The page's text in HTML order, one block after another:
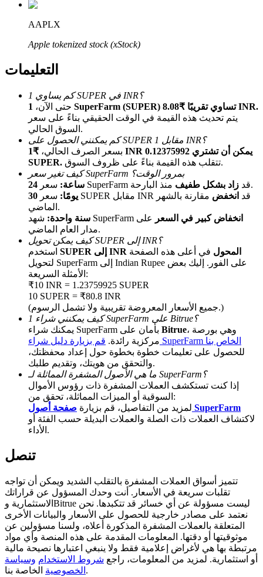
الإحالة
قم بدعوة صديق لتحصل على مكافآت نقدية
Deposit CASHCAT & Win
Deposit CASHCAT & Win
Share 500000 CASHCAT prize pool
Exclusive for BitMart Users
Register & Trade to Win 500,000 USDT
Precious Metals Trading Carnival
Trade Gold & Silver · 33,333 USDT Bonus
USDT New User Exclusive 10% APR
AAPLX
Apple tokenized stock (xStock)
التعليمات
كم يساوي 1 SUPER في INR؟
حتى الآن،
1 SuperFarm (SUPER) تساوي تقريبًا ₹8.08 INR.
يتم تحديث هذه القيمة في الوقت الحقيقي بناءً على سعر
السوق الحالي.
كم يمكنني الحصول على SUPER مقابل 1 INR؟
بسعر الصرف الحالي،
₹1 INR يمكن أن تشتري 0.12375992
SUPER.
تتقلب هذه القيمة بناءً على ظروف السوق.
كيف تغير سعر SuperFarm بمرور الوقت؟
24 ساعة:
سعر SuperFarm قد زاد بشكل طفيف
منذ البارحة.
30 يومًا:
سعر SUPER مقابل INR قد انخفض مقارنة بالشهر
الماضي.
سنة واحدة: شهد SuperFarm انخفاض كبير في السعر
على
مدار العام الماضي.
كيف يمكن تحويل SUPER إلى INR؟
SUPER إلى INR المحول في أعلى هذه الصفحة
لتحويل SuperFarm إلى Indian Rupee على الفور. إليك بعض
الأمثلة السريعة:
₹10 INR = 1.23759925 SUPER
10 SUPER = ₹80.8 INR
(جميع الأسعار المعروضة تقريبية ولا تشمل الرسوم.)
كيف يمكنني شراء 1 SuperFarm على Bitrue؟
Bitrue، وهي بورصة
مركزية رائدة.
قم بزيارة دليل شراء SuperFarm الخاص بنا
للحصول على تعليمات خطوة بخطوة حول إعداد محفظتك،
والتحقق من هويتك، وتقديم طلبك.
ما هي الأصول المشفرة المماثلة لـ SuperFarm؟
إذا كنت تستكشف العملات المشفرة ذات رؤوس الأموال
السوقية أو الميزات المماثلة، تحقق من:
لمزيد من التفاصيل، قم بزيارة صفحة أصول SuperFarm
لاكتشاف العملات ذات الصلة والعملات البديلة حسب الفئة أو
الأداء.
تنصل
تتميز أسواق العملات المشفرة بالتقلب الشديد ويمكن أن تواجه
تقلبات سريعة في الأسعار. أنت وحدك المسؤول عن قراراتك
الاستثمارية وBitrue ليست مسؤولة عن أي خسائر قد تتكبدها. نحن
نعتمد على مصادر خارجية للحصول على الأسعار والبيانات الأخرى
المتعلقة بالعملات المشفرة المذكورة أعلاه، ولسنا مسؤولين عن
موثوقيتها أو دقتها. المعلومات المقدمة على هذه المنصة وأي مواد
مرتبطة بها هي لأغراض إعلامية فقط ولا ينبغي اعتبارها نصيحة مالية
أو استثمارية. لمزيد من المعلومات، راجع شروط الاستخدام وسياسة
الخصوصية الخاصة بنا.